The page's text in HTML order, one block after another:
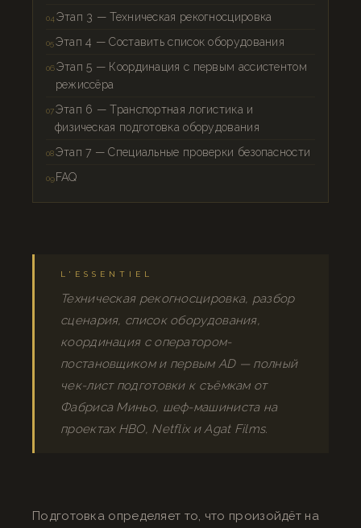
Этап 3 — Техническая рекогносцировка
Этап 4 — Составить список оборудования
Этап 5 — Координация с первым ассистентом
режиссёра
Этап 6 — Транспортная логистика и
физическая подготовка оборудования
Этап 7 — Специальные проверки безопасности
FAQ
L'ESSENTIEL
Техническая рекогносцировка, разбор
сценария, список оборудования,
координация с оператором-
постановщиком и первым AD — полный
чек-лист подготовки к съёмкам от
Фабриса Миньо, шеф-машиниста на
проектах HBO, Netflix и Agat Films.
Подготовка определяет то, что произойдёт на